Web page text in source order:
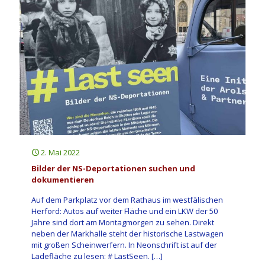
2. Mai 2022
Bilder der NS-Deportationen suchen und
dokumentieren
Auf dem Parkplatz vor dem Rathaus im westfälischen
Herford: Autos auf weiter Fläche und ein LKW der 50
Jahre sind dort am Montagmorgen zu sehen. Direkt
neben der Markhalle steht der historische Lastwagen
mit großen Scheinwerfern. In Neonschrift ist auf der
Ladefläche zu lesen: # LastSeen. […]